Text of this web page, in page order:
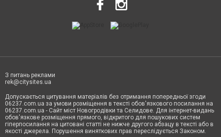
З питань реклами
rek@citysites.ua
Допускається цитування матеріалів без отримання попередньої згоди
06237.com.ua за умови розміщення в тексті обов'язкового посилання на
06237.com.ua - Сайт міст Новогродівки та Селидове. Для інтернет-видань
обов'язкове розміщення прямого, відкритого для пошукових систем
гіперпосилання на цитовані статті не нижче другого абзацу в тексті або в
якості джерела. Порушення виняткових прав переслідується Законом.